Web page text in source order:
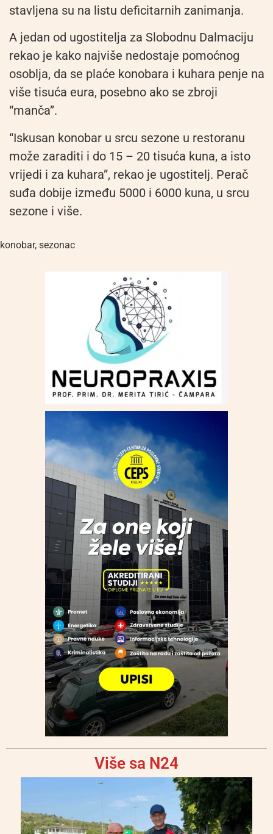
stavljena su na listu deficitarnih zanimanja.
A jedan od ugostitelja za Slobodnu Dalmaciju
rekao je kako najviše nedostaje pomoćnog
osoblja, da se plaće konobara i kuhara penje na
više tisuća eura, posebno ako se zbroji
“manča”.
“Iskusan konobar u srcu sezone u restoranu
može zaraditi i do 15 – 20 tisuća kuna, a isto
vrijedi i za kuhara”, rekao je ugostitelj. Perač
suđa dobije između 5000 i 6000 kuna, u srcu
sezone i više.
konobar, sezonac
Više sa N24